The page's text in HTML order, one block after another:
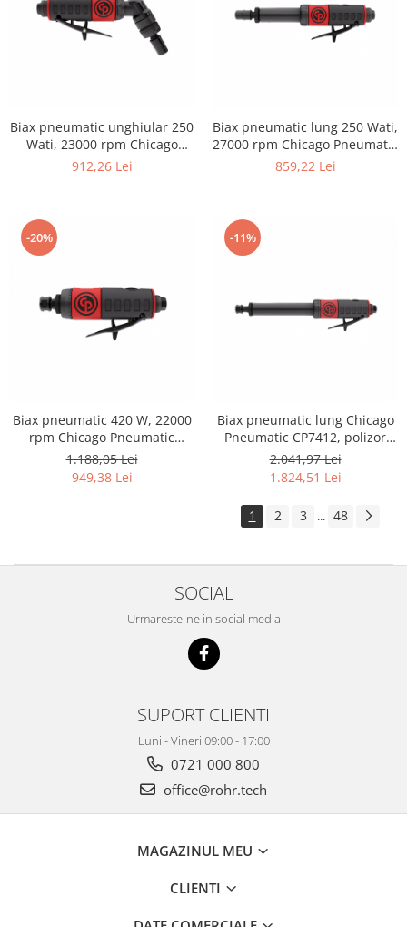
Biax pneumatic unghiular 250
Wati, 23000 rpm Chicago
Pneumatic CP7408
912,26 Lei
Biax pneumatic lung 250 Wati,
27000 rpm Chicago Pneumatic
CP7410
859,22 Lei
-20%
Biax pneumatic 420 W, 22000
rpm Chicago Pneumatic
CP7411
1.188,05 Lei
949,38 Lei
-11%
Biax pneumatic lung Chicago
Pneumatic CP7412, polizor
drept profesional, pensetă 6
mm, 22.000 rpm, 420 W
2.041,97 Lei
1.824,51 Lei
1 2 3 ... 48
SOCIAL
Urmareste-ne in social media
SUPORT CLIENTI
Luni - Vineri 09:00 - 17:00
0721 000 800
office@rohr.tech
MAGAZINUL MEU
CLIENTI